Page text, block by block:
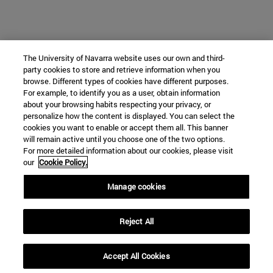
The University of Navarra website uses our own and third-
party cookies to store and retrieve information when you
browse. Different types of cookies have different purposes.
For example, to identify you as a user, obtain information
about your browsing habits respecting your privacy, or
personalize how the content is displayed. You can select the
cookies you want to enable or accept them all. This banner
will remain active until you choose one of the two options.
For more detailed information about our cookies, please visit
our Cookie Policy.
Manage cookies
Reject All
Accept All Cookies